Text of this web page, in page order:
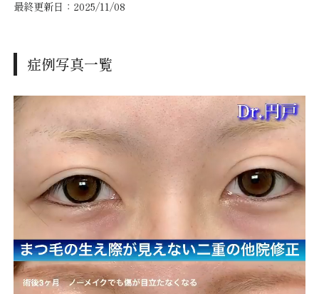
最終更新日：2025/11/08
症例写真一覧